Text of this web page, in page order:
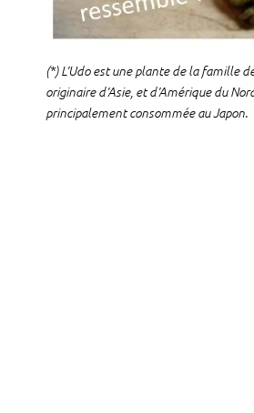
(*) L’Udo est une plante de la famille
originaire d’Asie, et d’Amérique du
principalement consommée au Japon.